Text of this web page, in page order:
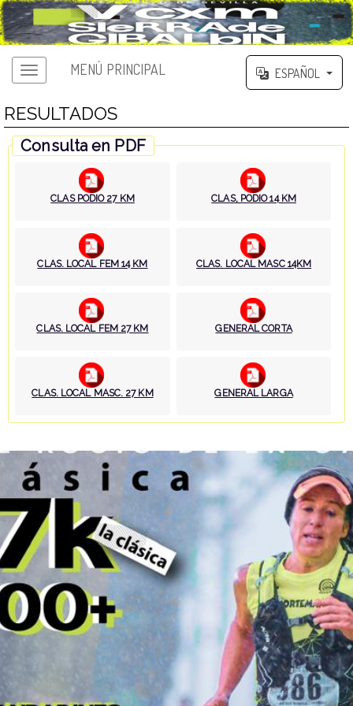
MENÚ PRINCIPAL ESPAÑOL
RESULTADOS
Consulta en PDF
CLAS PODIO 27 KM CLAS, PODIO 14 KM
CLAS. LOCAL FEM 14 KM CLAS. LOCAL MASC 14KM
CLAS. LOCAL FEM 27 KM GENERAL CORTA
CLAS. LOCAL MASC. 27 KM GENERAL LARGA